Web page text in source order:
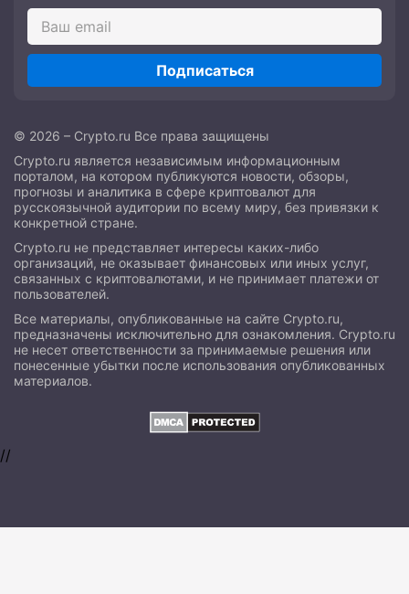
Подписаться
© 2026 – Crypto.ru Все права защищены
Crypto.ru является независимым информационным
порталом, на котором публикуются новости, обзоры,
прогнозы и аналитика в сфере криптовалют для
русскоязычной аудитории по всему миру, без привязки к
конкретной стране.
Crypto.ru не представляет интересы каких-либо
организаций, не оказывает финансовых или иных услуг,
связанных с криптовалютами, и не принимает платежи от
пользователей.
Все материалы, опубликованные на сайте Crypto.ru,
предназначены исключительно для ознакомления. Crypto.ru
не несет ответственности за принимаемые решения или
понесенные убытки после использования опубликованных
материалов.
//